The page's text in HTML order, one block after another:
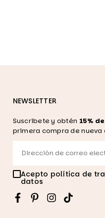
NEWSLETTER
Suscribete y obtén 15%
primera compra de nueva
Acepto política de
datos
FacebookPinterestInstagram
TikTok